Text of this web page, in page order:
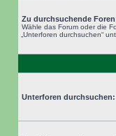
Zu durchsuchende
Wähle das Forum oder die
„Unterforen durchsuchen“
Unterforen durchsuchen: